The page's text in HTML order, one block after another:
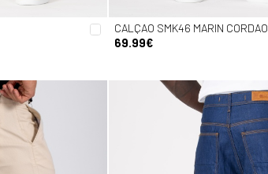
CALÇAO SMK46 MARIN CORDAO
69.99€